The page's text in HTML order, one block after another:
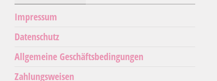
Impressum
Datenschutz
Allgemeine Geschäftsbedingungen
Zahlungsweisen